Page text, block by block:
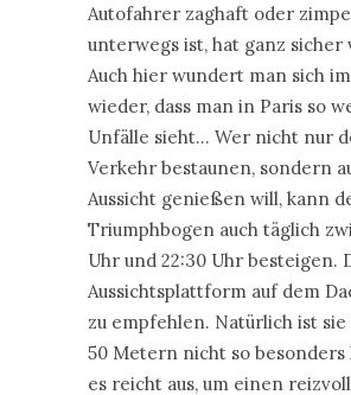
Autofahrer zaghaft oder
unterwegs ist, hat ganz sicher
Auch hier wundert man sich
wieder, dass man in Paris so
Unfälle sieht… Wer nicht nur
Verkehr bestaunen, sondern
Aussicht genießen will, kann
Triumphbogen auch täglich
Uhr und 22:30 Uhr besteigen.
Aussichtsplattform auf dem
zu empfehlen. Natürlich ist
50 Metern nicht so besonders
es reicht aus, um einen